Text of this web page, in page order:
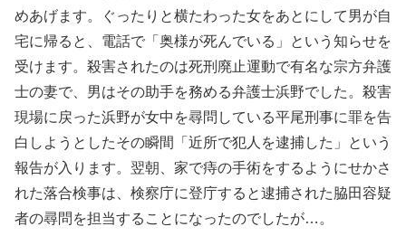
めあげます。ぐったりと横たわった女をあとにして男が自
宅に帰ると、電話で「奥様が死んでいる」という知らせを
受けます。殺害されたのは死刑廃止運動で有名な宗方弁護
士の妻で、男はその助手を務める弁護士浜野でした。殺害
現場に戻った浜野が女中を尋問している平尾刑事に罪を告
白しようとしたその瞬間「近所で犯人を逮捕した」という
報告が入ります。翌朝、家で痔の手術をするようにせかさ
れた落合検事は、検察庁に登庁すると逮捕された脇田容疑
者の尋問を担当することになったのでしたが…。